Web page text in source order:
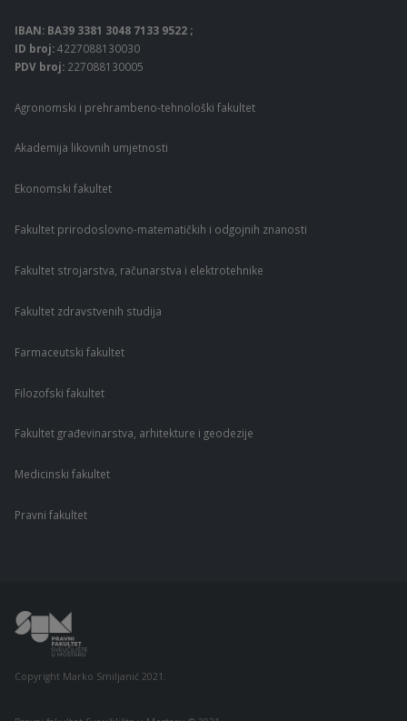
IBAN: BA39 3381 3048 7133 9522 ;
ID broj:4227088130030
PDV broj: 227088130005
Agronomski i prehrambeno-tehnološki fakultet
Akademija likovnih umjetnosti
Ekonomski fakultet
Fakultet prirodoslovno-matematičkih i odgojnih znanosti
Fakultet strojarstva, računarstva i elektrotehnike
Fakultet zdravstvenih studija
Farmaceutski fakultet
Filozofski fakultet
Fakultet građevinarstva, arhitekture i geodezije
Medicinski fakultet
Pravni fakultet
Copyright Marko Smiljanić 2021.